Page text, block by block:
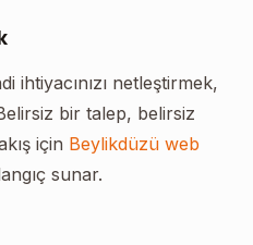
ihtiyacınızı netleştirmek,
bir talep, belirsiz
için Beylikdüzü web
sunar.